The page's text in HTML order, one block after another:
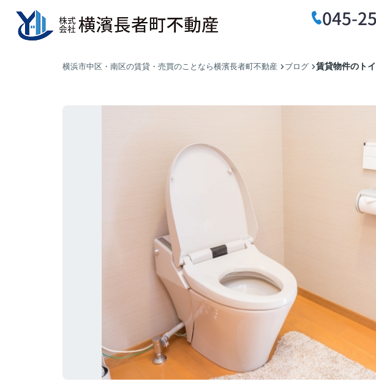
045-
横浜市中区・南区の賃貸・売買のことなら横濱長者町不動産 ブログ 賃貸物件のト